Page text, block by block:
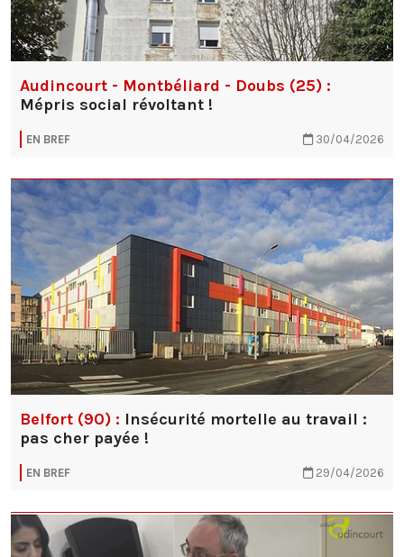
Audincourt - Montbéliard - Doubs (25) :
Mépris social révoltant !
EN BREF 30/04/2026
Belfort (90) : Insécurité mortelle au travail :
pas cher payée !
EN BREF 29/04/2026